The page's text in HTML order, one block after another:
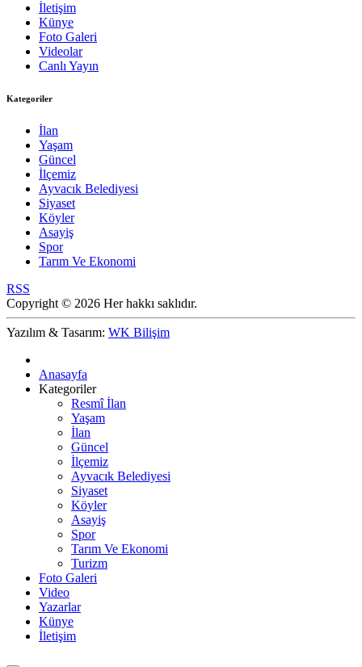
İletişim
Künye
Foto Galeri
Videolar
Canlı Yayın
Kategoriler
İlan
Yaşam
Güncel
İlçemiz
Ayvacık Belediyesi
Siyaset
Köyler
Asayiş
Spor
Tarım Ve Ekonomi
RSS
Copyright © 2026 Her hakkı saklıdır.
Yazılım & Tasarım: WK Bilişim
Anasayfa
Kategoriler
Resmî İlan
Yaşam
İlan
Güncel
İlçemiz
Ayvacık Belediyesi
Siyaset
Köyler
Asayiş
Spor
Tarım Ve Ekonomi
Turizm
Foto Galeri
Video
Yazarlar
Künye
İletişim